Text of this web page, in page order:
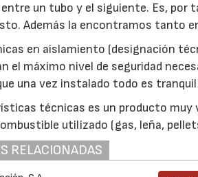
un tubo y el siguiente. Es, por
Además la encontramos tanto
en aislamiento (designación
el máximo nivel de seguridad
una vez instalado todo es
técnicas es un producto
utilizado (gas, leña,
RELACIONADAS